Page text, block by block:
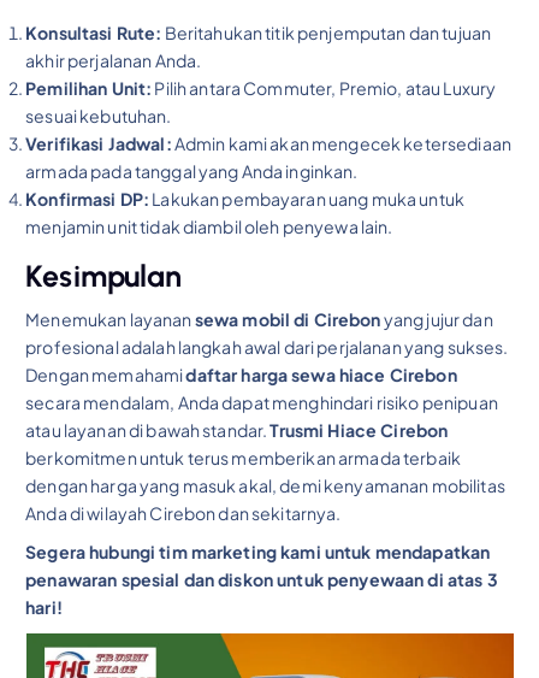
Konsultasi Rute: Beritahukan titik penjemputan dan tujuan
akhir perjalanan Anda.
Pemilihan Unit: Pilih antara Commuter, Premio, atau Luxury
sesuai kebutuhan.
Verifikasi Jadwal:Admin kami akan mengecek ketersediaan
armada pada tanggal yang Anda inginkan.
Konfirmasi DP: Lakukan pembayaran uang muka untuk
menjamin unit tidak diambil oleh penyewa lain.
Kesimpulan
Menemukan layanansewa mobil di Cirebonyang jujur dan
profesional adalah langkah awal dari perjalanan yang sukses.
Dengan memahamidaftar harga sewa hiace Cirebon
secara mendalam, Anda dapat menghindari risiko penipuan
atau layanan di bawah standar.Trusmi Hiace Cirebon
berkomitmen untuk terus memberikan armada terbaik
dengan harga yang masuk akal, demi kenyamanan mobilitas
Anda di wilayah Cirebon dan sekitarnya.
Segera hubungi tim marketing kami untuk mendapatkan
penawaran spesial dan diskon untuk penyewaan di atas 3
hari!